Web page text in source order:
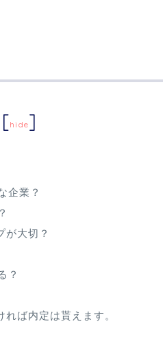
[hide]
企業？
が大切？
？
ば内定は貰えます。